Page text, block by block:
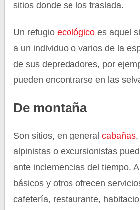
sitios donde se los traslada.
Un refugioecológico es aquel
a un individuo o varios de la
de sus depredadores, por
pueden encontrarse en las
De montaña
Son sitios, en generalcabañas
alpinistas o excursionistas
ante inclemencias del tiempo.
básicos y otros ofrecen
cafetería, restaurante,